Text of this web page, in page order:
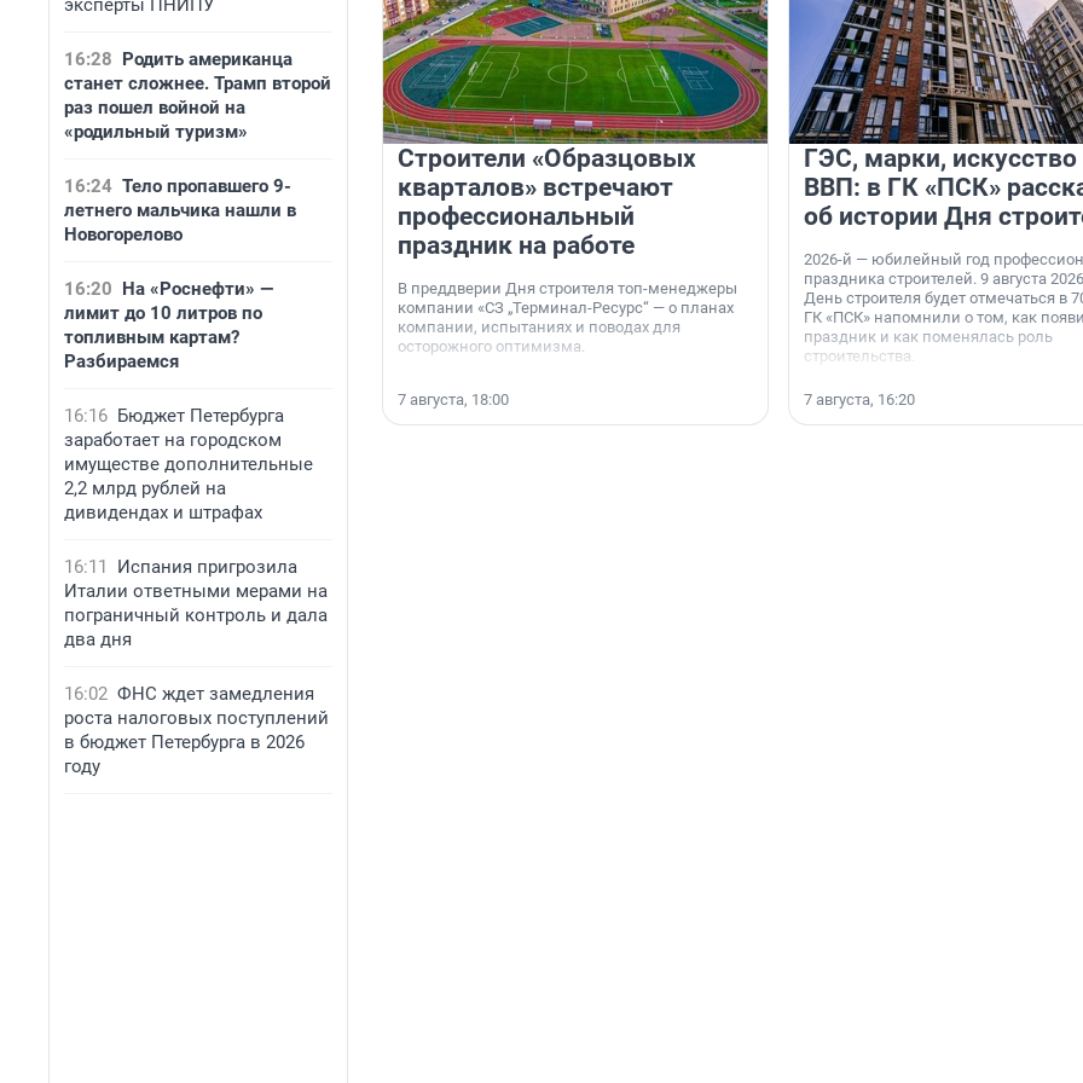
эксперты ПНИПУ
16:28 Родить американца
станет сложнее. Трамп второй
раз пошел войной на
«родильный туризм»
16:24 Тело пропавшего 9-
летнего мальчика нашли в
Новогорелово
16:20 На «Роснефти» —
лимит до 10 литров по
топливным картам?
Разбираемся
16:16 Бюджет Петербурга
заработает на городском
имуществе дополнительные
2,2 млрд рублей на
дивидендах и штрафах
16:11
Испания пригрозила
Италии ответными мерами на
пограничный контроль и дала
два дня
16:02 ФНС ждет замедления
роста налоговых поступлений
в бюджет Петербурга в 2026
году
Строители «Образцовых
кварталов» встречают
профессиональный
праздник на работе
В преддверии Дня строителя топ-менеджеры
компании «СЗ „Терминал-Ресурс“ — о планах
компании, испытаниях и поводах для
осторожного оптимизма.
7 августа, 18:00
ГЭС, марки, искусство
ВВП: в ГК «ПСК»
об истории Дня
2026-й — юбилейный год
праздника строителей. 9 августа
День строителя будет отмечаться в
ГК «ПСК» напомнили о том, как
праздник и как поменялась роль
строительства.
7 августа, 16:20